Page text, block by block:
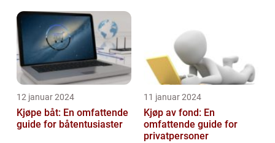
12 januar 2024
Kjøpe båt: En omfattende
guide for båtentusiaster
11 januar 2024
Kjøp av fond: En
omfattende guide for
privatpersoner